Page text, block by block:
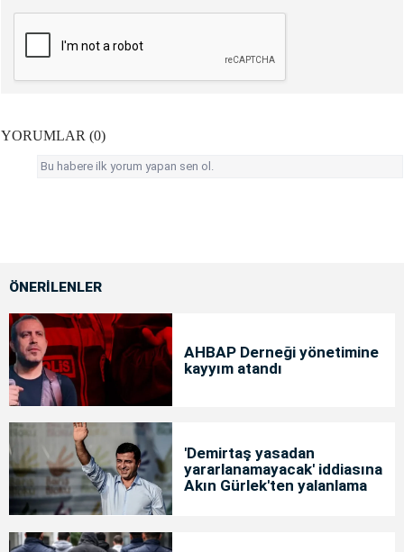
YORUMLAR (0)
Bu habere ilk yorum yapan sen ol.
ÖNERİLENLER
AHBAP Derneği yönetimine
kayyım atandı
'Demirtaş yasadan
yararlanamayacak' iddiasına
Akın Gürlek'ten yalanlama